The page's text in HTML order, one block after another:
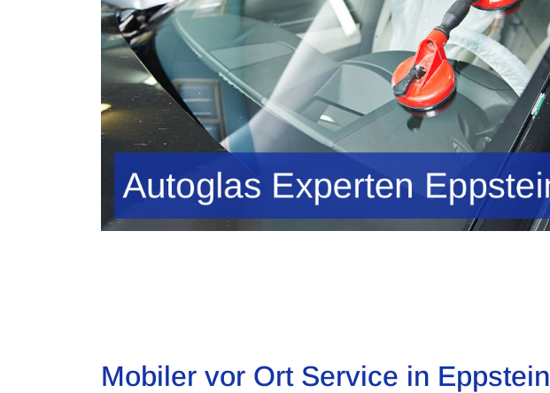
Mobiler vor Ort Service in Eppstein